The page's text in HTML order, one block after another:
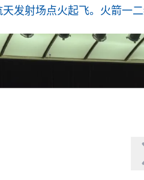
发射场点火起飞。火箭一